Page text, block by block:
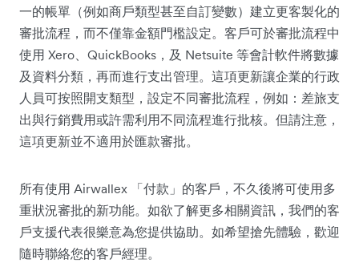
一的帳單（例如商戶類型甚至自訂變數）建立更客製化的
審批流程，而不僅靠金額門檻設定。客戶可於審批流程中
使用 Xero、QuickBooks，及 Netsuite 等會計軟件將數據
及資料分類，再而進行支出管理。這項更新讓企業的行政
人員可按照開支類型，設定不同審批流程，例如：差旅支
出與行銷費用或許需利用不同流程進行批核。但請注意，
這項更新並不適用於匯款審批。
所有使用 Airwallex 「付款」的客戶，不久後將可使用多
重狀況審批的新功能。如欲了解更多相關資訊，我們的客
戶支援代表很樂意為您提供協助。如希望搶先體驗，歡迎
隨時聯絡您的客戶經理。